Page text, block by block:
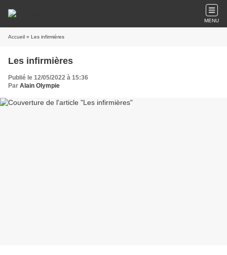
MENU
Accueil » Les infirmières
Les infirmières
Publié le 12/05/2022 à 15:36
Par Alain Olympie